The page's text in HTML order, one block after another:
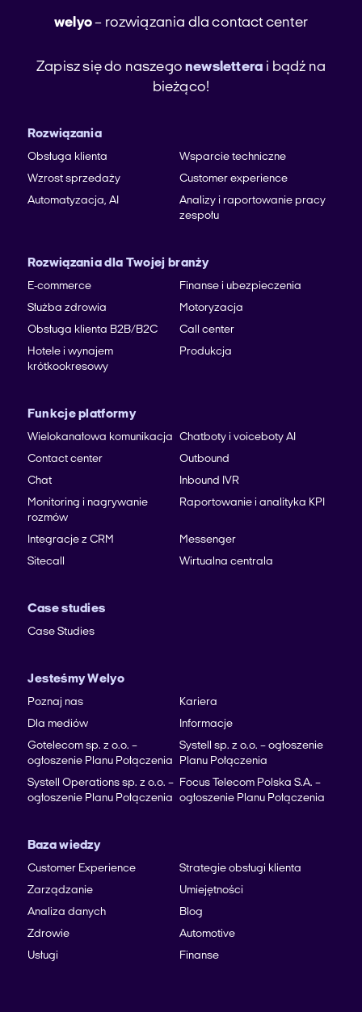
welyo– rozwiązania dla contact center
Zapisz się do naszegonewslettera i bądź na
bieżąco!
Rozwiązania
Obsługa klienta
Wsparcie techniczne
Wzrost sprzedaży
Customer experience
Automatyzacja, AI
Analizy i raportowanie pracy
zespołu
Rozwiązania dla Twojej branży
E-commerce
Finanse i ubezpieczenia
Służba zdrowia
Motoryzacja
Obsługa klienta B2B/B2C
Call center
Hotele i wynajem
krótkookresowy
Produkcja
Funkcje platformy
Wielokanałowa komunikacja Chatboty i voiceboty AI
Contact center
Outbound
Chat
Inbound IVR
Monitoring i nagrywanie
rozmów
Raportowanie i analityka KPI
Integracje z CRM
Messenger
Sitecall
Wirtualna centrala
Case studies
Case Studies
Jesteśmy Welyo
Poznaj nas
Kariera
Dla mediów
Informacje
Gotelecom sp. z o.o. –
ogłoszenie Planu Połączenia
Systell sp. z o.o. – ogłoszenie
Planu Połączenia
Systell Operations sp. z o.o. –
ogłoszenie Planu Połączenia
Focus Telecom Polska S.A. –
ogłoszenie Planu Połączenia
Baza wiedzy
Customer Experience
Strategie obsługi klienta
Zarządzanie
Umiejętności
Analiza danych
Blog
Zdrowie
Automotive
Usługi
Finanse